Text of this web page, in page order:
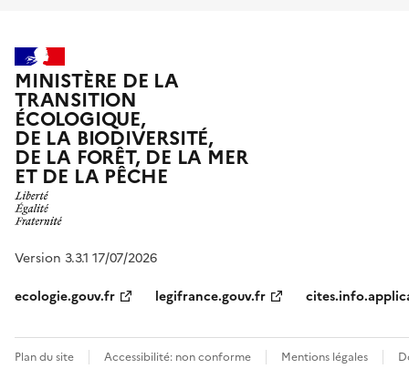
MINISTÈRE DE LA
TRANSITION
ÉCOLOGIQUE,
DE LA BIODIVERSITÉ,
DE LA FORÊT, DE LA MER
ET DE LA PÊCHE
Version 3.3.1 17/07/2026
ecologie.gouv.fr
legifrance.gouv.fr
Plan du site Accessibilité: non conforme Mentions légales